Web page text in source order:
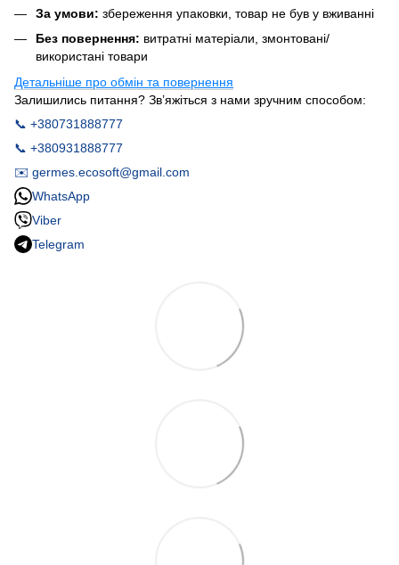
За умови: збереження упаковки, товар не був у вживанні
Без повернення: витратні матеріали, змонтовані/
використані товари
Детальніше про обмін та повернення
Залишились питання? Зв’яжіться з нами зручним способом:
📞 +380731888777
📞 +380931888777
✉️ germes.ecosoft@gmail.com
WhatsApp
Viber
Telegram